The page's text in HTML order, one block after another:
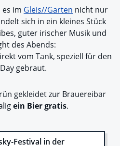
es im Gleis//Garten nicht nur
sich in ein kleines Stück
guter irischer Musik und
des Abends:
vom Tank, speziell für den
gebraut.
gekleidet zur Brauereibar
ein Bier gratis.
Festival in der